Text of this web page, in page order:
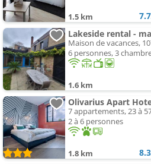
1.5 km 7.7
Lakeside rental -
Maison de vacances,
6 personnes, 3
1.6 km
Olivarius Apart
7 appartements, 23 à
2 à 6 personnes
1.8 km 8.3